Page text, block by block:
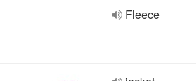
Fleece